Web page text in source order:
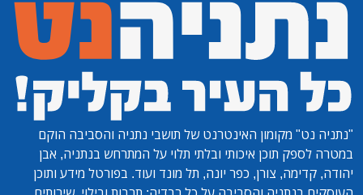
"נתניה נט" מקומון האינטרנט של תושבי נתניה והסביבה הוקם
במטרה לספק תוכן איכותי ובלתי תלוי על המתרחש בנתניה, אבן
יהודה, קדימה, צורן, כפר יונה, תל מונד ועוד. בפורטל מידע ותוכן